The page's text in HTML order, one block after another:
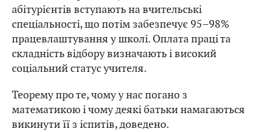
абітурієнтів вступають на вчительські
спеціальності, що потім забезпечує 95–98%
працевлаштування у школі. Оплата праці та
складність відбору визначають і високий
соціальний статус учителя.
Теорему про те, чому у нас погано з
математикою і чому деякі батьки намагаються
викинути її з іспитів, доведено.